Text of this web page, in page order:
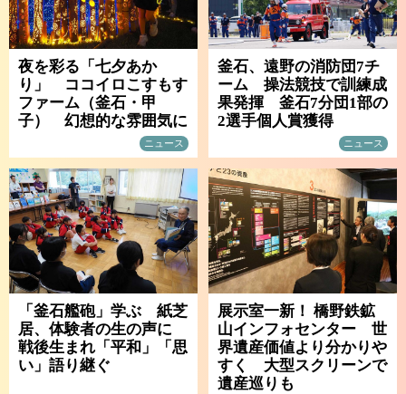
夜を彩る「七夕あか
り」 ココイロこすもす
ファーム（釜石・甲
子） 幻想的な雰囲気に
ニュース
釜石、遠野の消防団7チ
ーム 操法競技で訓練成
果発揮 釜石7分団1部の
2選手個人賞獲得
ニュース
「釜石艦砲」学ぶ 紙芝
居、体験者の生の声に
戦後生まれ「平和」「思
い」語り継ぐ
展示室一新！ 橋野鉄鉱
山インフォセンター 世
界遺産価値より分かりや
すく 大型スクリーンで
遺産巡りも